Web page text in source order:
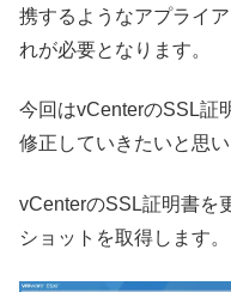
携するようなアプライ
れが必要となります。
今回はvCenterのSSL証
修正していきたいと思い
vCenterのSSL証明書を
ショットを取得します。